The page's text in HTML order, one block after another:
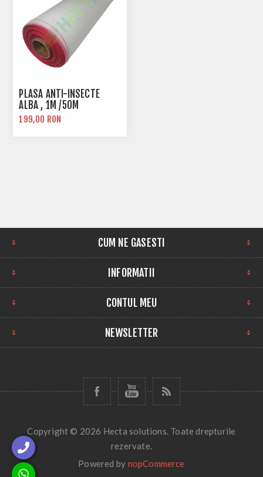
PLASA ANTI-INSECTE
ALBA , 1M /50M
199,00 RON
CUM NE GASESTI
INFORMATII
CONTUL MEU
NEWSLETTER
Copyright © 2026 Hecta solutions. Toate drepturile
rezervate.
Powered by nopCommerce